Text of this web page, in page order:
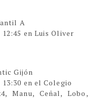
A
en Luis Oliver
Gijón
en el Colegio
Manu, Ceñal, Lobo,